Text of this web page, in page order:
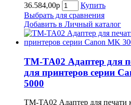
36.584,00р
Купить
Выбрать для сравнения
Добавить в Личный каталог
TM-TA02 Адаптер для
для принтеров серии
5000
TM-TA02 Адаптер для печати